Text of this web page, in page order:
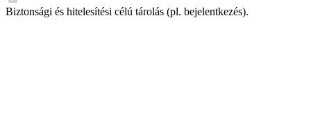
Biztonsági és hitelesítési célú tárolás (pl. bejelentkezés).